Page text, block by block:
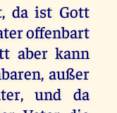
da ist Gott
offenbart
aber kann
außer
und da